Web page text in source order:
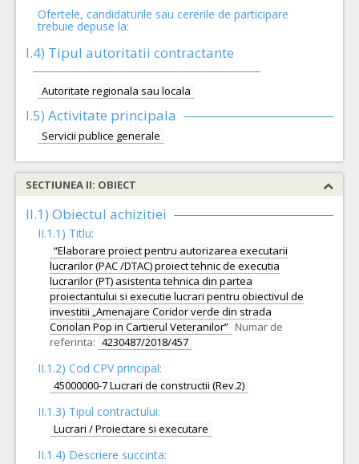
Ofertele, candidaturile sau cererile de participare
trebuie depuse la:
I.4) Tipul autoritatii contractante
Autoritate regionala sau locala
I.5) Activitate principala
Servicii publice generale
SECTIUNEA II: OBIECT
II.1) Obiectul achizitiei
II.1.1) Titlu:
“Elaborare proiect pentru autorizarea executarii
lucrarilor (PAC /DTAC) proiect tehnic de executia
lucrarilor (PT) asistenta tehnica din partea
proiectantului si executie lucrari pentru obiectivul de
investitii „Amenajare Coridor verde din strada
Coriolan Pop in Cartierul Veteranilor” Numar de
referinta: 4230487/2018/457
II.1.2) Cod CPV principal:
45000000-7 Lucrari de constructii (Rev.2)
II.1.3) Tipul contractului:
Lucrari / Proiectare si executare
II.1.4) Descriere succinta: